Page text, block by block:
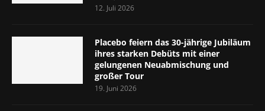
12. Juli 2026
Placebo feiern das 30-jährige Jubiläum
ihres starken Debüts mit einer
gelungenen Neuabmischung und
großer Tour
19. Juni 2026